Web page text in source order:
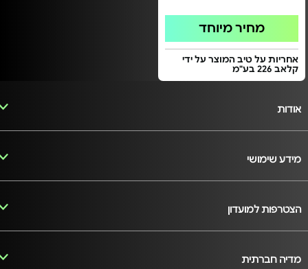
מחיר מיוחד
אחריות על טיב המוצר על ידי
קלאב 226 בע"מ
אודות
מידע שימושי
הצטרפות למועדון
מדיה חברתית